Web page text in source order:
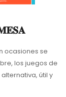
ocasiones se
los juegos de
útil y